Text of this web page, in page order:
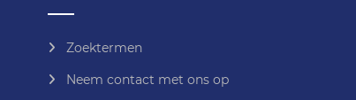
Zoektermen
Neem contact met ons op